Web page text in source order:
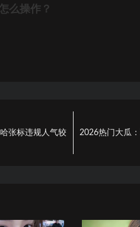
么操作？
张标违规人气较
2026热门大瓜